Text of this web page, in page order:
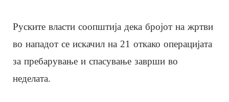
Руските власти соопштија дека бројот на жртви
во нападот се искачил на 21 откако операцијата
за пребарување и спасување заврши во
неделата.